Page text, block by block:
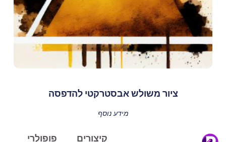
ציור משולש אבסטרקטי להדפסה
מידע נוסף
קיצורים פופולרי